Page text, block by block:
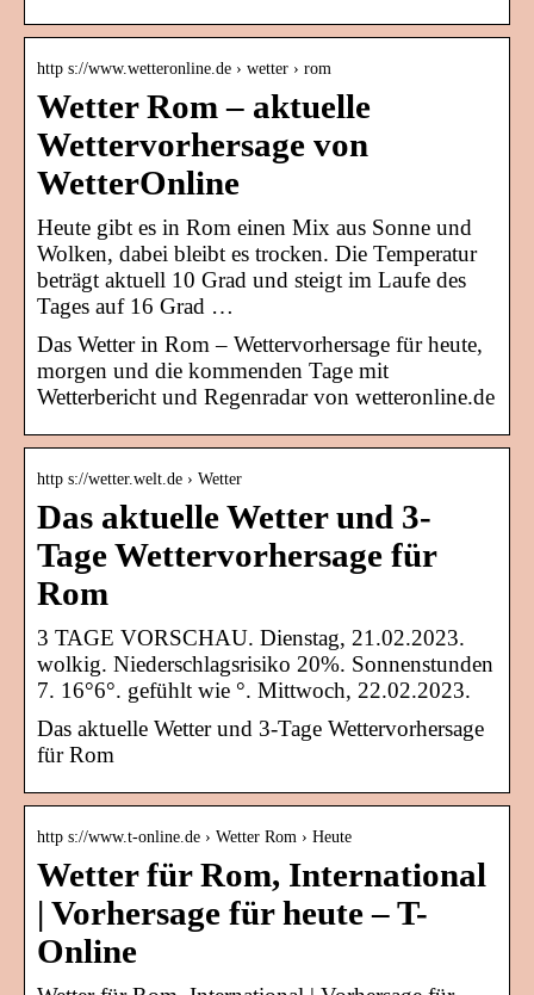
http s://www.wetteronline.de › wetter › rom
Wetter Rom – aktuelle
Wettervorhersage von
WetterOnline
Heute gibt es in Rom einen Mix aus Sonne und
Wolken, dabei bleibt es trocken. Die Temperatur
beträgt aktuell 10 Grad und steigt im Laufe des
Tages auf 16 Grad …
Das Wetter in Rom – Wettervorhersage für heute,
morgen und die kommenden Tage mit
Wetterbericht und Regenradar von wetteronline.de
http s://wetter.welt.de › Wetter
Das aktuelle Wetter und 3-
Tage Wettervorhersage für
Rom
3 TAGE VORSCHAU. Dienstag, 21.02.2023.
wolkig. Niederschlagsrisiko 20%. Sonnenstunden
7. 16°6°. gefühlt wie °. Mittwoch, 22.02.2023.
Das aktuelle Wetter und 3-Tage Wettervorhersage
für Rom
http s://www.t-online.de › Wetter Rom › Heute
Wetter für Rom, International
| Vorhersage für heute – T-
Online